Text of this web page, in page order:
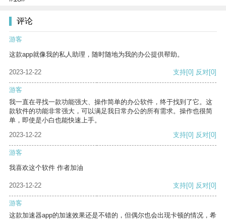
评论
游客
这款app就像我的私人助理，随时随地为我的办公提供帮助。
2023-12-22 支持[0] 反对[0]
游客
我一直在寻找一款功能强大、操作简单的办公软件，终于找到了它。这
款软件的功能非常强大，可以满足我日常办公的所有需求。操作也很简
单，即使是小白也能快速上手。
2023-12-22
支持[0] 反对[0]
游客
我喜欢这个软件 作者加油
2023-12-22 支持[0] 反对[0]
游客
这款加速器app的加速效果还是不错的，但偶尔也会出现卡顿的情况，希